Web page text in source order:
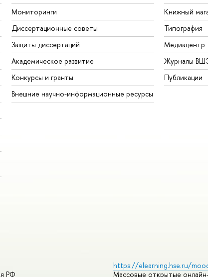
Мониторинги
Диссертационные советы
Защиты диссертаций
Академическое развитие
Конкурсы и гранты
Внешние научно-информационные ресурсы
Книжный
Типография
Медиацентр
Журналы
Публикации
РФ
https://elearning.hse.ru/
Массовые открытые